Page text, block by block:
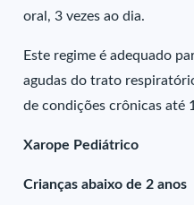
oral, 3 vezes ao dia.
Este regime é adequado
agudas do trato
de condições crônicas até
Xarope Pediátrico
Crianças abaixo de 2 anos